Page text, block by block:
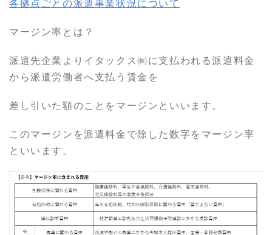
各拠点ごとの派遣事業状況について
マージン率とは？
派遣先企業よりイタックス㈱に支払われる派遣料金
から派遣労働者へ支払う賃金を
差し引いた額のことをマージンといいます。
このマージンを派遣料金で除した数字をマージン率
といいます。